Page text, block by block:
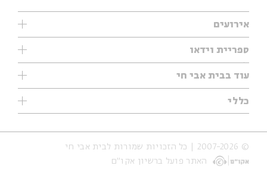
אירועים
עיון
אנגלית
נוער
סדרות
אירועי עבר
אירועים בירושלים
ספריית וידאו
ילדים
מוזיקה
עיון
מיוחדים
עוד בבית אבי חי
תערוכות
מיוחדים
כללי
אודות
הצהרת נגישות
תנאי שימוש והצהרת פרטיות
© 2007-2026 | כל הזכויות שמורות לבית אבי חי
האתר פועל ברשיון אקו״ם